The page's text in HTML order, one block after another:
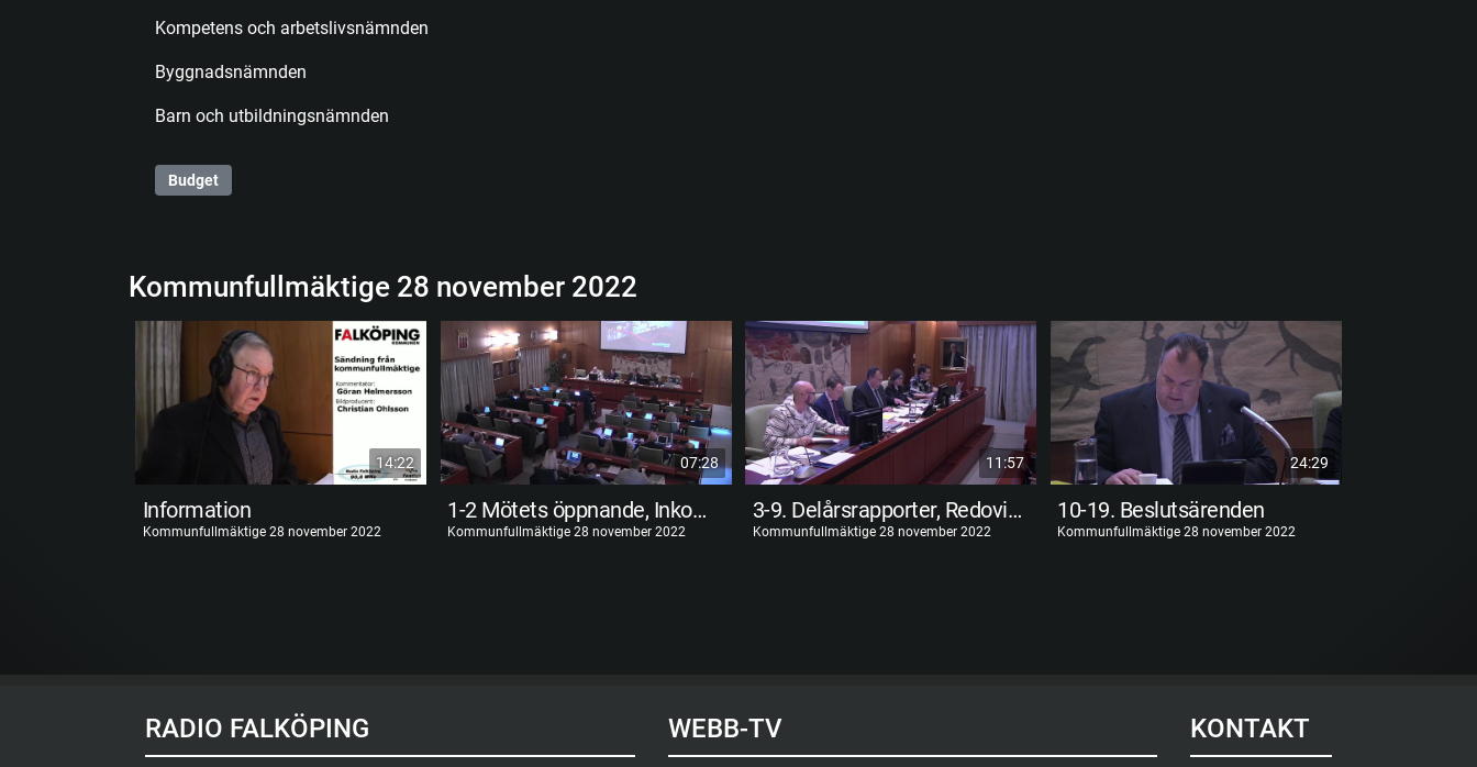
Kompetens och arbetslivsnämnden
Byggnadsnämnden
Barn och utbildningsnämnden
Budget
Kommunfullmäktige 28 november 2022
14:22
Information
Kommunfullmäktige 28 november 2022
07:28
1-2 Mötets öppnande, Inkomna motioner...
Kommunfullmäktige 28 november 2022
11:57
3-9. Delårsrapporter, Redovisning av kommunalt partistöd
Kommunfullmäktige 28 november 2022
24:29
10-19. Beslutsärenden
Kommunfullmäktige 28 november 2022
RADIO FALKÖPING WEBB-TV KONTAKT